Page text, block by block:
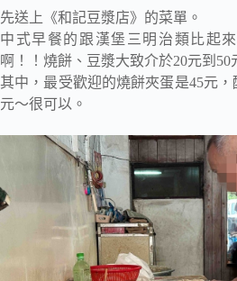
先送上《和記豆漿店》的菜單。
中式早餐的跟漢堡三明治類比起
啊！！燒餅、豆漿大致介於20元到50
其中，最受歡迎的燒餅夾蛋是45元
元～很可以。